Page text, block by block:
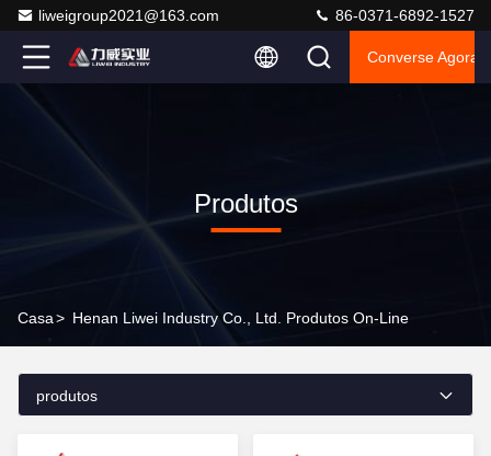
liweigroup2021@163.com 86-0371-6892-1527
Converse Agora
Produtos
Casa> Henan Liwei Industry Co., Ltd. Produtos On-Line
produtos